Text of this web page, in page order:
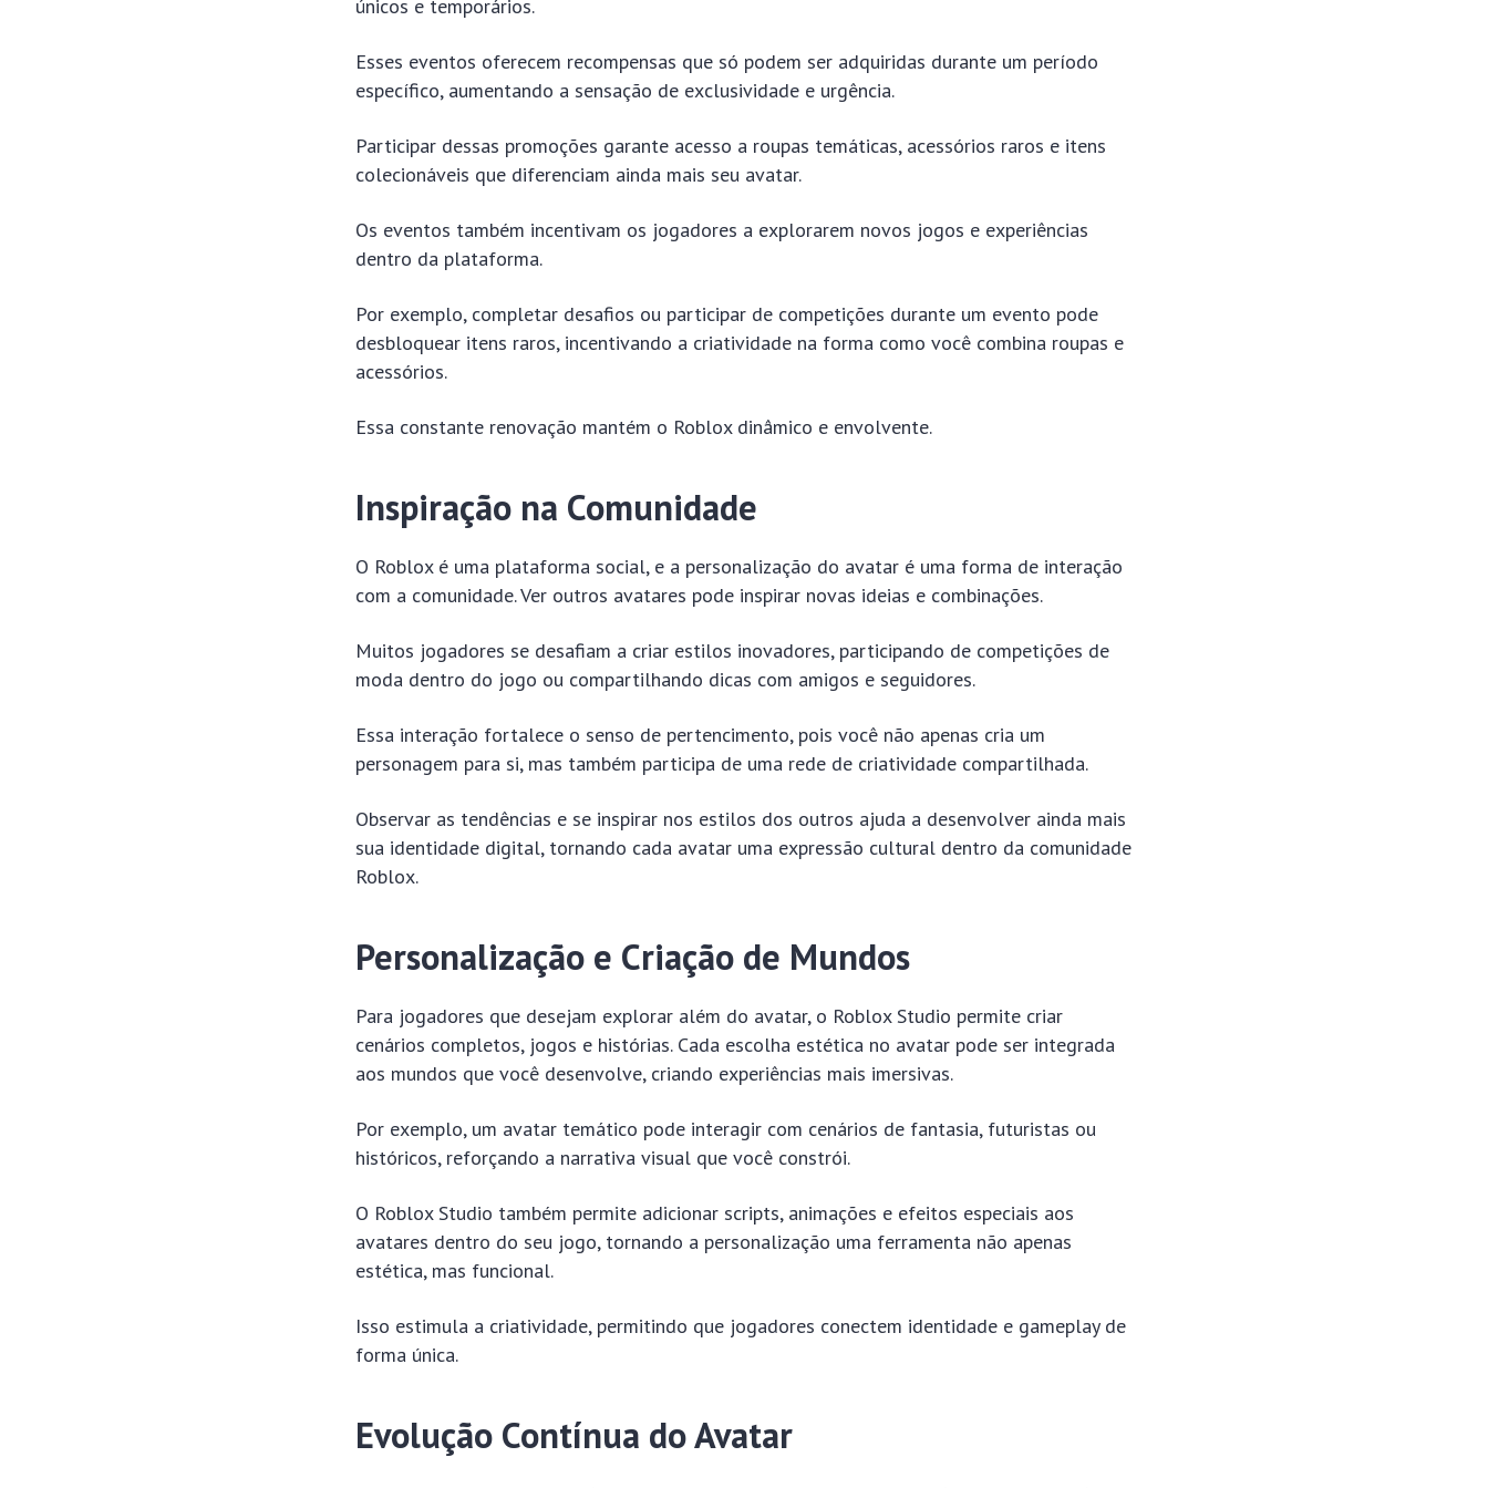
únicos e temporários.
Esses eventos oferecem recompensas que só podem ser adquiridas durante um período
específico, aumentando a sensação de exclusividade e urgência.
Participar dessas promoções garante acesso a roupas temáticas, acessórios raros e itens
colecionáveis que diferenciam ainda mais seu avatar.
Os eventos também incentivam os jogadores a explorarem novos jogos e experiências
dentro da plataforma.
Por exemplo, completar desafios ou participar de competições durante um evento pode
desbloquear itens raros, incentivando a criatividade na forma como você combina roupas e
acessórios.
Essa constante renovação mantém o Roblox dinâmico e envolvente.
Inspiração na Comunidade
O Roblox é uma plataforma social, e a personalização do avatar é uma forma de interação
com a comunidade. Ver outros avatares pode inspirar novas ideias e combinações.
Muitos jogadores se desafiam a criar estilos inovadores, participando de competições de
moda dentro do jogo ou compartilhando dicas com amigos e seguidores.
Essa interação fortalece o senso de pertencimento, pois você não apenas cria um
personagem para si, mas também participa de uma rede de criatividade compartilhada.
Observar as tendências e se inspirar nos estilos dos outros ajuda a desenvolver ainda mais
sua identidade digital, tornando cada avatar uma expressão cultural dentro da comunidade
Roblox.
Personalização e Criação de Mundos
Para jogadores que desejam explorar além do avatar, o Roblox Studio permite criar
cenários completos, jogos e histórias. Cada escolha estética no avatar pode ser integrada
aos mundos que você desenvolve, criando experiências mais imersivas.
Por exemplo, um avatar temático pode interagir com cenários de fantasia, futuristas ou
históricos, reforçando a narrativa visual que você constrói.
O Roblox Studio também permite adicionar scripts, animações e efeitos especiais aos
avatares dentro do seu jogo, tornando a personalização uma ferramenta não apenas
estética, mas funcional.
Isso estimula a criatividade, permitindo que jogadores conectem identidade e gameplay de
forma única.
Evolução Contínua do Avatar